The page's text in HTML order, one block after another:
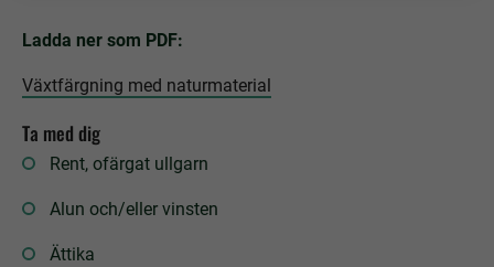
Ladda ner som PDF:
Växtfärgning med naturmaterial
Ta med dig
Rent, ofärgat ullgarn
Alun och/eller vinsten
Ättika